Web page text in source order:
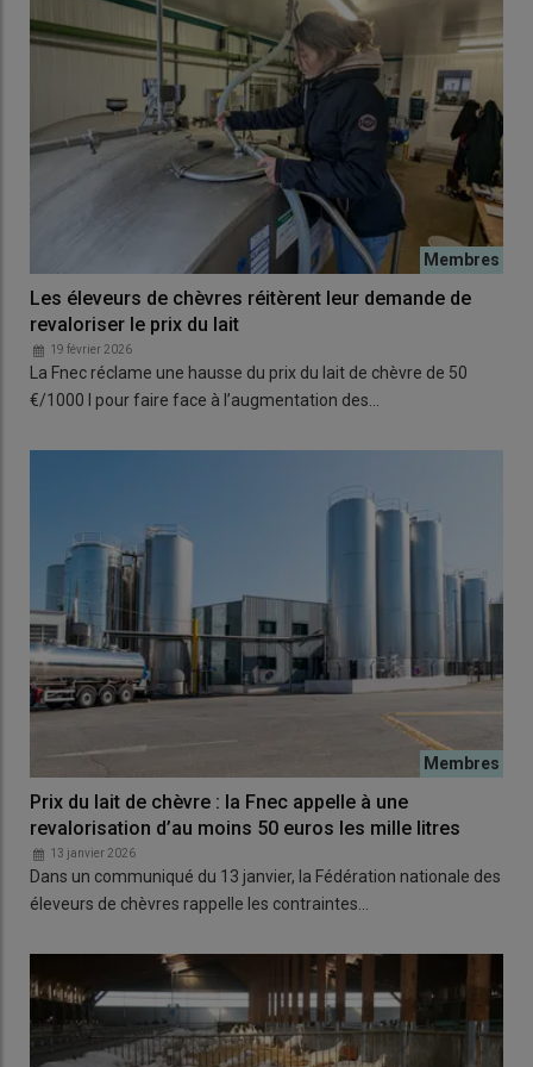
Les éleveurs de chèvres réitèrent leur demande de
revaloriser le prix du lait
19 février 2026
La Fnec réclame une hausse du prix du lait de chèvre de 50
€/1000 l pour faire face à l’augmentation des…
Prix du lait de chèvre : la Fnec appelle à une
revalorisation d’au moins 50 euros les mille litres
13 janvier 2026
Dans un communiqué du 13 janvier, la Fédération nationale des
éleveurs de chèvres rappelle les contraintes…